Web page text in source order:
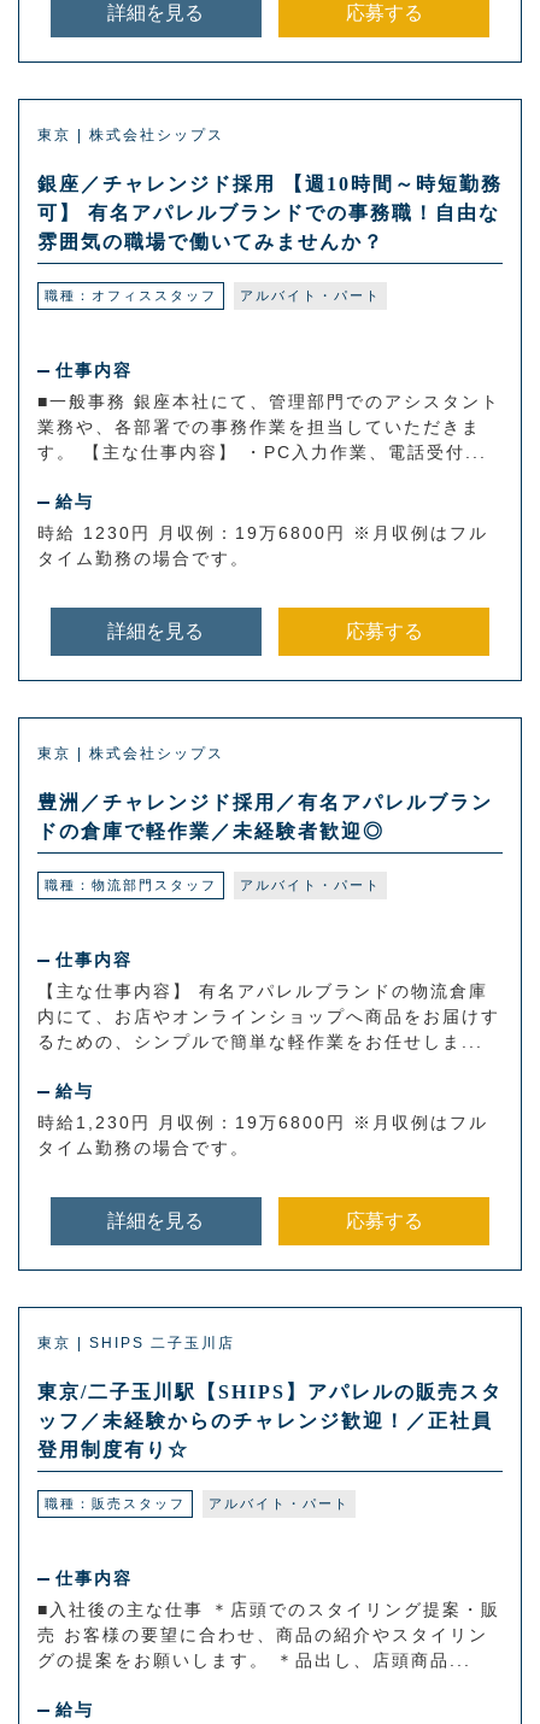
詳細を見る 応募する
東京 | 株式会社シップス
銀座／チャレンジド採用 【週10時間～時短勤務
可】 有名アパレルブランドでの事務職！自由な
雰囲気の職場で働いてみませんか？
職種：オフィススタッフ アルバイト・パート
仕事内容
■一般事務 銀座本社にて、管理部門でのアシスタント
業務や、各部署での事務作業を担当していただきま
す。 【主な仕事内容】 ・PC入力作業、電話受付...
給与
時給 1230円 月収例：19万6800円 ※月収例はフル
タイム勤務の場合です。
詳細を見る 応募する
東京 | 株式会社シップス
豊洲／チャレンジド採用／有名アパレルブラン
ドの倉庫で軽作業／未経験者歓迎◎
職種：物流部門スタッフ アルバイト・パート
仕事内容
【主な仕事内容】 有名アパレルブランドの物流倉庫
内にて、お店やオンラインショップへ商品をお届けす
るための、シンプルで簡単な軽作業をお任せしま...
給与
時給1,230円 月収例：19万6800円 ※月収例はフル
タイム勤務の場合です。
詳細を見る 応募する
東京 | SHIPS 二子玉川店
東京/二子玉川駅【SHIPS】アパレルの販売スタ
ッフ／未経験からのチャレンジ歓迎！／正社員
登用制度有り☆
職種：販売スタッフ アルバイト・パート
仕事内容
■入社後の主な仕事 ＊店頭でのスタイリング提案・販
売 お客様の要望に合わせ、商品の紹介やスタイリン
グの提案をお願いします。 ＊品出し、店頭商品...
給与